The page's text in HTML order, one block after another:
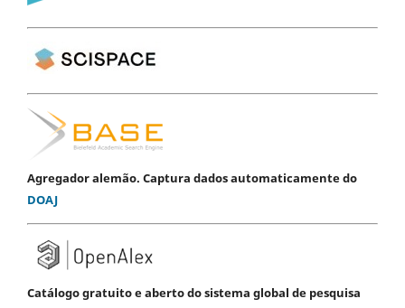
Agregador alemão. Captura dados automaticamente do
DOAJ
Catálogo gratuito e aberto do sistema global de pesquisa